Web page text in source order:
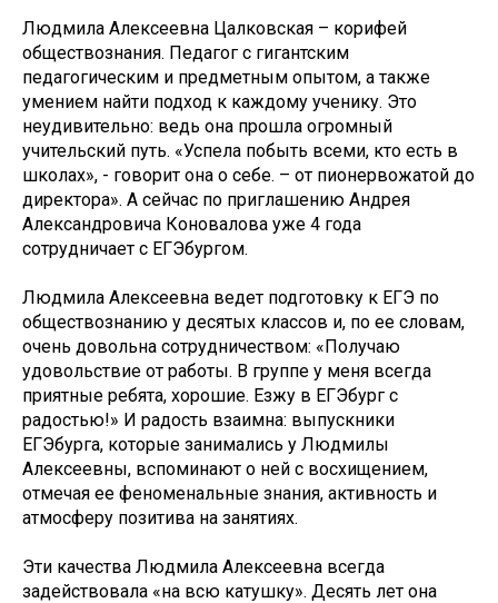
Людмила Алексеевна Цалковская – корифей
обществознания. Педагог с гигантским
педагогическим и предметным опытом, а также
умением найти подход к каждому ученику. Это
неудивительно: ведь она прошла огромный
учительский путь. «Успела побыть всеми, кто есть в
школах», - говорит она о себе. – от пионервожатой до
директора». А сейчас по приглашению Андрея
Александровича Коновалова уже 4 года
сотрудничает с ЕГЭбургом.
Людмила Алексеевна ведет подготовку к ЕГЭ по
обществознанию у десятых классов и, по ее словам,
очень довольна сотрудничеством: «Получаю
удовольствие от работы. В группе у меня всегда
приятные ребята, хорошие. Езжу в ЕГЭбург с
радостью!» И радость взаимна: выпускники
ЕГЭбурга, которые занимались у Людмилы
Алексеевны, вспоминают о ней с восхищением,
отмечая ее феноменальные знания, активность и
атмосферу позитива на занятиях.
Эти качества Людмила Алексеевна всегда
задействовала «на всю катушку». Десять лет она